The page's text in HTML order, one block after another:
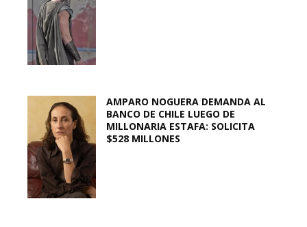
AMPARO NOGUERA DEMANDA AL
BANCO DE CHILE LUEGO DE
MILLONARIA ESTAFA: SOLICITA
$528 MILLONES